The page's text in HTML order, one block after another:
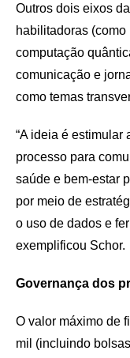
Outros dois eixos
habilitadoras
computação
comunicação e
como temas
“A ideia é estimular
processo para
saúde e bem-estar
por meio de
o uso de dados e
exemplificou Schor.
Governança dos
O valor máximo de
mil (incluindo